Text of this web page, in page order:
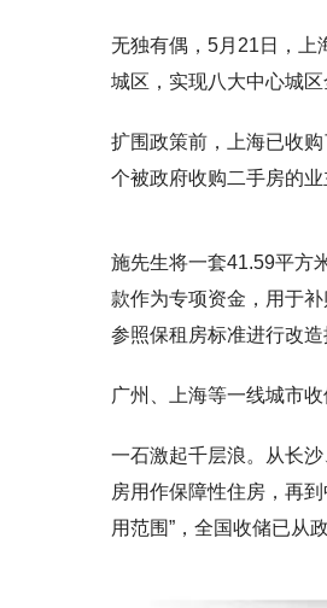
无独有偶，5月21日，上
城区，实现八大中心城区
扩围政策前，上海已收购
个被政府收购二手房的业
施先生将一套41.59平方
款作为专项资金，用于
参照保租房标准进行改
广州、上海等一线城市
一石激起千层浪。从长
房用作保障性住房，再
用范围”，全国收储已从